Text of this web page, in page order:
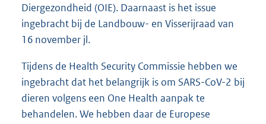
Diergezondheid (OIE). Daarnaast is het issue
ingebracht bij de Landbouw- en Visserijraad van
16 november jl.
Tijdens de Health Security Commissie hebben we
ingebracht dat het belangrijk is om SARS-CoV-2 bij
dieren volgens een One Health aanpak te
behandelen. We hebben daar de Europese